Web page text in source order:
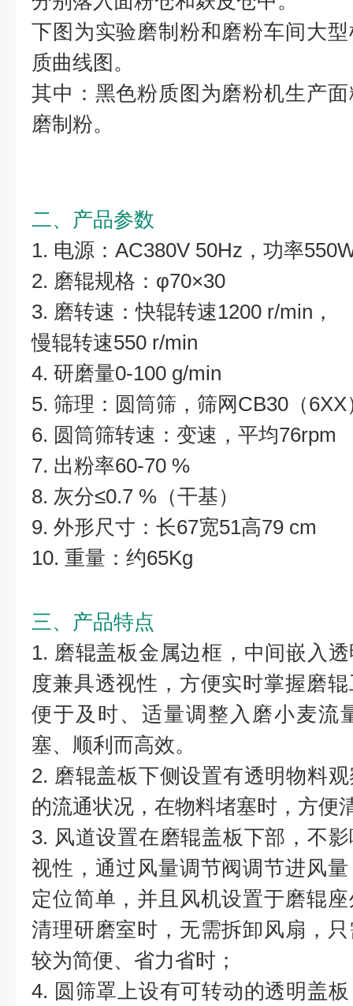
下图为实验磨制粉和磨粉车间大
质曲线图。
其中：黑色粉质图为磨粉机生产
磨制粉。
二、产品参数
1. 电源：AC380V 50Hz，功率
2. 磨辊规格：φ70×30
3. 磨转速：快辊转速1200 r/min，
慢辊转速550 r/min
4. 研磨量0-100 g/min
5. 筛理：圆筒筛，筛网CB30（6XX
6. 圆筒筛转速：变速，平均76rpm
7. 出粉率60-70 %
8. 灰分≤0.7 %（干基）
9. 外形尺寸：长67宽51高79 cm
10. 重量：约65Kg
三、产品特点
1. 磨辊盖板金属边框，中间嵌入
度兼具透视性，方便实时掌握磨
便于及时、适量调整入磨小麦流
塞、顺利而高效。
2. 磨辊盖板下侧设置有透明物料
的流通状况，在物料堵塞时，方便
3. 风道设置在磨辊盖板下部，不
视性，通过风量调节阀调节进风
定位简单，并且风机设置于磨辊
清理研磨室时，无需拆卸风扇，
较为简便、省力省时；
4. 圆筛罩上设有可转动的透明盖